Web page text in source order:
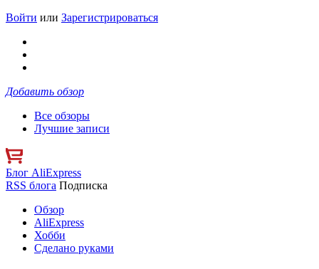
Войти или Зарегистрироваться
Добавить обзор
Все обзоры
Лучшие записи
Блог AliExpress
RSS блога Подписка
Обзор
AliExpress
Хобби
Сделано руками